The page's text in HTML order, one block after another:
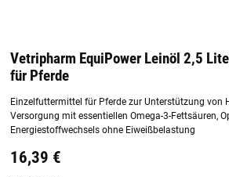
Vetripharm EquiPower Leinöl 2,5
für Pferde
Einzelfuttermittel für Pferde zur Unterstützung von
Versorgung mit essentiellen Omega-3-Fettsäuren,
Energiestoffwechsels ohne Eiweißbelastung
16,39 €